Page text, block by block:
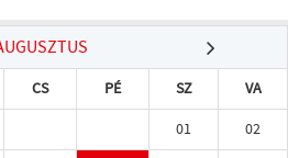
CS PÉ SZ
VA
01
02